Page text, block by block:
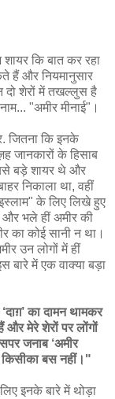
कि बात कर रहा
हैं और नियमानुसार
दो शेरों में तखल्लुस है
"अमीर मीनाई"।
जितना कि इनके
जानकारों के हिसाब
बड़े शायर थे और
निकाला था, वहीं
के लिए लिखे हुए
भले हीं अमीर की
का कोई सानी न था।
उन लोगों में हीं
में एक वाक्या बड़ा
का दामन थामकर
और मेरे शेरों पर लोंगों
जनाब ‘अमीर
किसीका बस नहीं।"
इनके बारे में थोड़ा